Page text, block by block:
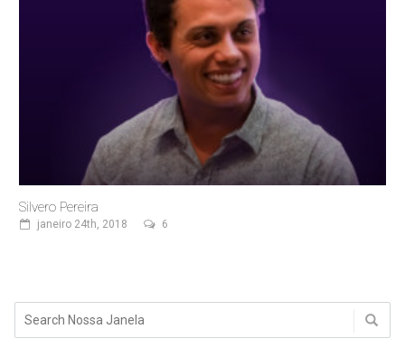
Silvero Pereira
janeiro 24th, 2018 6